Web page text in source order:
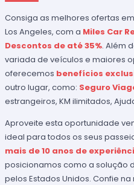
Consiga as melhores ofertas
Los Angeles, com a Miles Car
Descontos de até 35%. Além
variada de veículos e maiores
oferecemos benefícios
outro lugar, como: Seguro
estrangeiros, KM ilimitados,
Aproveite esta oportunidade
ideal para todos os seus
mais de 10 anos de
posicionamos como a solução
pelos Estados Unidos. Confie